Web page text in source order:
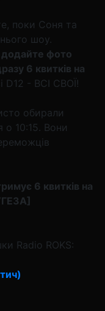
поки Соня та
шоу.
додайте фото
6 квитків на
D12 - ВСІ СВОЇ!
обирали
о 10:15. Вони
6 квитків на
Radio ROKS: